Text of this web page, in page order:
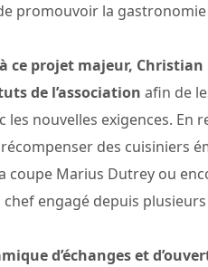
promouvoir la
ce projet majeur,
de l’association afin de
les nouvelles exigences. En
des cuisiniers
coupe Marius Dutrey ou
engagé depuis
d’échanges et